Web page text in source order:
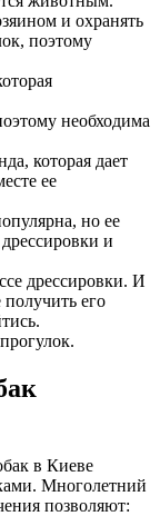
и охранять
поэтому
необходима
которая дает
ее
но ее
и
дрессировки. И
его
в Киеве
Многолетний
позволяют: